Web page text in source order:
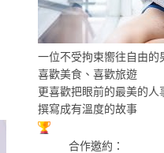
一位不受拘束嚮往自由的
喜歡美食、喜歡旅遊
更喜歡把眼前的最美的人
撰寫成有溫度的故事
合作邀約：